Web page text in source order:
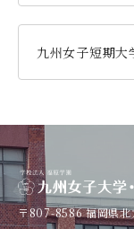
家政学部栄養
人間科学部児
攻）
九州女子短期大
子ども健康学科
専攻科 子ども
〒807-8586福岡県